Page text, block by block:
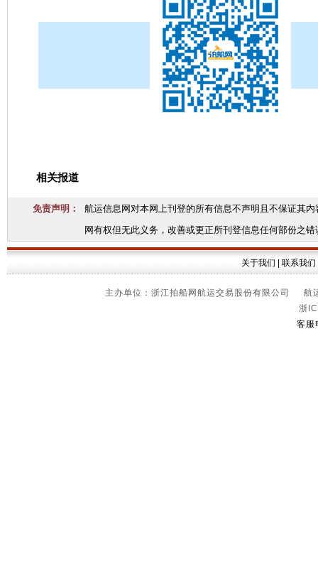
相关报道
免责声明：
航运信息网对本网上刊登的所有信息不声明且不保证其
网有权但无此义务，改善或更正所刊登信息任何部份之错
关于我们 联系我们
主办单位：浙江拍船网航运交易股份有限公司
浙
客服